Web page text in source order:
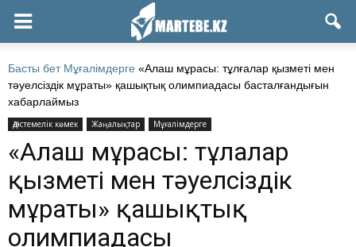
Басты бет Мұғалімдерге «Алаш мұрасы: тұлғалар қызметі мен
тәуелсіздік мұраты» қашықтық олимпиадасы басталғандығын
хабарлаймыз
Әдістемелік көмек Жаңалықтар Мұғалімдерге
«Алаш мұрасы: тұлғалар
қызметі мен тәуелсіздік
мұраты» қашықтық
олимпиадасы